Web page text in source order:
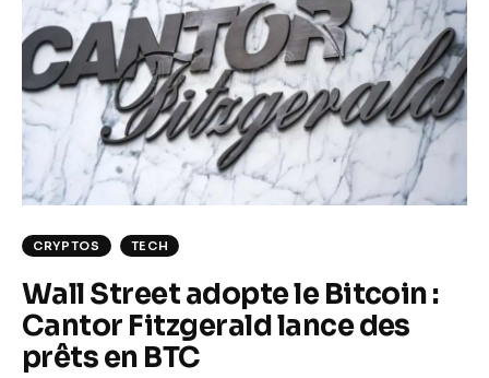
CRYPTOS TECH
Wall Street adopte le Bitcoin :
Cantor Fitzgerald lance des
prêts en BTC